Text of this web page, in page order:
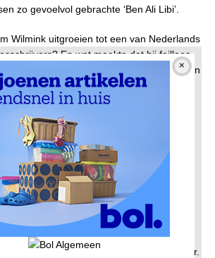
zo gevoelvol gebrachte ‘Ben Ali Libi’.
Wilmink uitgroeien tot een van Nederlands
En wat maakte dat hij feilloos
te vinden om een grote schare lezers en
– los van modes en tijdgeest – in
4 april geven Elsbeth Etty en Wobke
deze vragen!
omlijst met filmfragmenten uit onder
Daarnaast vertolken Wilma
Wilminks mooiste liedjes live.
georganiseerd in samenwerking met
20.00 uur. De kerk is open vanaf 19.30 uur.